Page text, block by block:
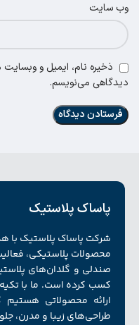
وب‌ سایت
ذخیره نام، ایمیل و وبسایت
دیدگاهی می‌نویسم.
پاساک پلاستیک
شرکت پاساک پلاستیک با
محصولات پلاستیکی، فعالیت
صندلی و گلدان‌های
کسب کرده است. ما با
ارائه محصولاتی هستیم
طراحی‌های زیبا و مدرن،